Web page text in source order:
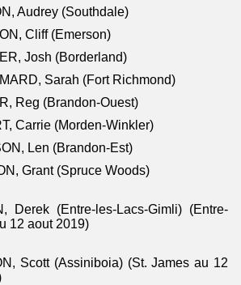
Audrey (Southdale)
Cliff (Emerson)
Josh (Borderland)
Sarah (Fort Richmond)
Reg (Brandon-Ouest)
Carrie (Morden-Winkler)
Len (Brandon-Est)
Grant (Spruce Woods)
Derek (Entre-les-Lacs-Gimli) (Entre-
12 aout 2019)
Scott (Assiniboia) (St. James au 12